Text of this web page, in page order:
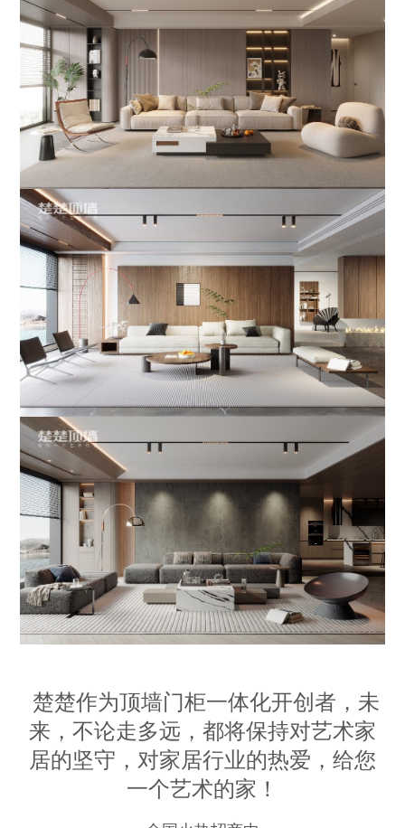
楚楚作为顶墙门柜一体化开创者，未
来，不论走多远，都将保持对艺术家
居的坚守，对家居行业的热爱，给您
一个艺术的家！